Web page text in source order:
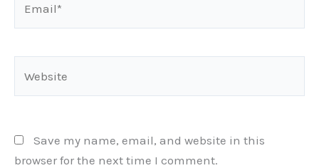
Save my name, email, and website in this
browser for the next time I comment.